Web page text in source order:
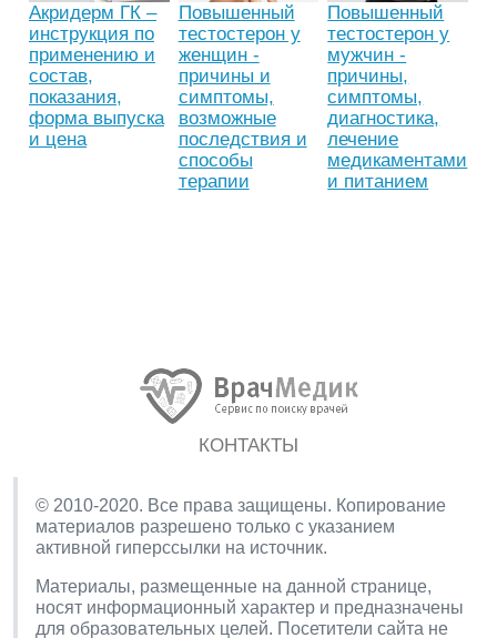
Акридерм ГК –
инструкция по
применению и
состав,
показания,
форма выпуска
и цена
Повышенный
тестостерон у
женщин -
причины и
симптомы,
возможные
последствия и
способы
терапии
Повышенный
тестостерон у
мужчин -
причины,
симптомы,
диагностика,
лечение
медикаментами
и питанием
КОНТАКТЫ
© 2010-2020. Все права защищены. Копирование
материалов разрешено только с указанием
активной гиперссылки на источник.
Материалы, размещенные на данной странице,
носят информационный характер и предназначены
для образовательных целей. Посетители сайта не